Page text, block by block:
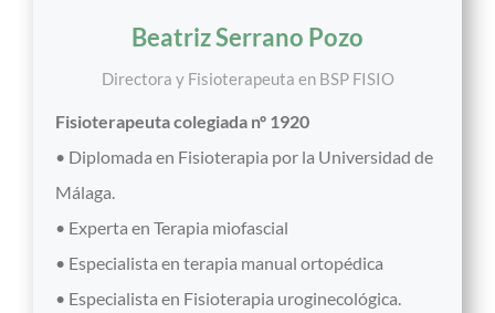
Beatriz Serrano Pozo
Directora y Fisioterapeuta en BSP FISIO
Fisioterapeuta colegiada nº 1920
• Diplomada en Fisioterapia por la Universidad de
Málaga.
• Experta en Terapia miofascial
• Especialista en terapia manual ortopédica
• Especialista en Fisioterapia uroginecológica.